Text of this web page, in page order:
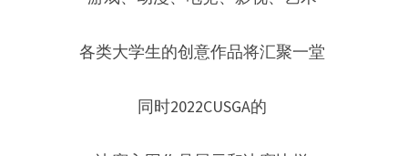
各类大学生的创意作品将汇聚一堂
同时2022CUSGA的